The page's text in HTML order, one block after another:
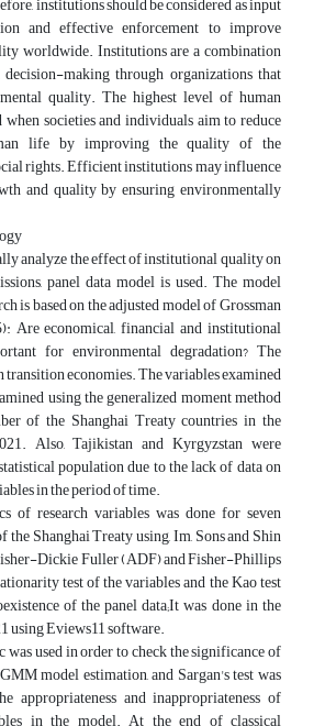
and effective enforcement to improve
worldwide. Institutions are a combination
making through organizations that
quality. The highest level of human
societies and individuals aim to reduce
life by improving the quality of the
rights. Efficient institutions may influence
and quality by ensuring environmentally
analyze the effect of institutional quality on
panel data model is used. The model
is based on the adjusted model of Grossman
Are economical, financial and institutional
for environmental degradation? The
transition economies. The variables examined
using the generalized moment method
of the Shanghai Treaty countries in the
Also, Tajikistan and Kyrgyzstan were
population due to the lack of data on
in the period of time.
of research variables was done for seven
the Shanghai Treaty using, Im, Sons and Shin
Dickie Fuller (ADF) and Fisher-Phillips
test of the variables and the Kao test
of the panel data;It was done in the
using Eviews11 software.
used in order to check the significance of
model estimation, and Sargan's test was
appropriateness and inappropriateness of